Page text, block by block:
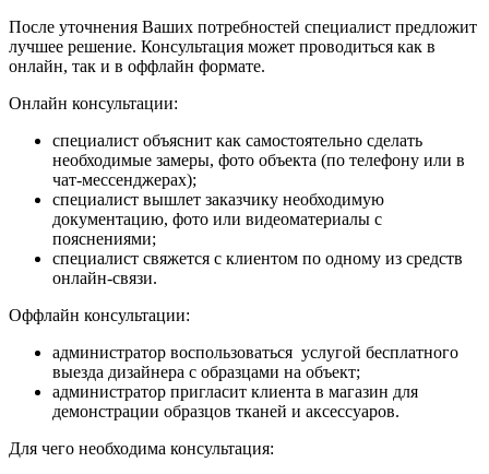
После уточнения Ваших потребностей специалист предложит
лучшее решение. Консультация может проводиться как в
онлайн, так и в оффлайн формате.
Онлайн консультации:
специалист объяснит как самостоятельно сделать
необходимые замеры, фото объекта (по телефону или в
чат-мессенджерах);
специалист вышлет заказчику необходимую
документацию, фото или видеоматериалы с
пояснениями;
специалист свяжется с клиентом по одному из средств
онлайн-связи.
Оффлайн консультации:
администратор воспользоваться услугой бесплатного
выезда дизайнера с образцами на объект;
администратор пригласит клиента в магазин для
демонстрации образцов тканей и аксессуаров.
Для чего необходима консультация: